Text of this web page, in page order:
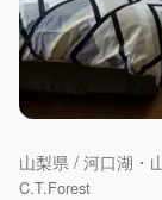
山梨県 / 河口湖・
C.T.Forest